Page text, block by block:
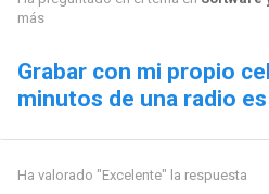
más
Grabar con mi propio
minutos de una radio
Ha valorado "Excelente" la respuesta